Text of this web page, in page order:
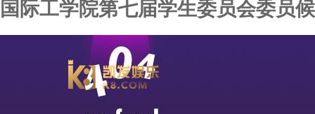
国际工学院第七届学生委员会委员